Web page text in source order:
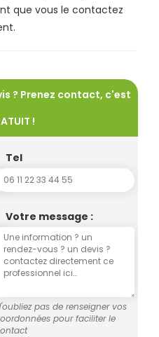
que vous le contactez
? Prenez contact, c'est
!
Tel
Votre message :
pas de renseigner vos
pour faciliter le